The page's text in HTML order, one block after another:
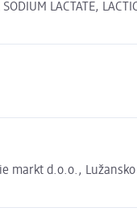
SODIUM LACTATE,
d.o.o.,